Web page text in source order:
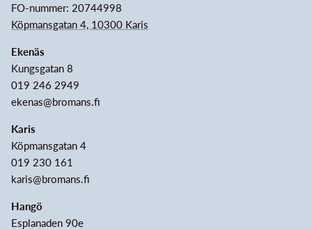
FO-nummer: 20744998
Köpmansgatan 4, 10300 Karis
Ekenäs
Kungsgatan 8
019 246 2949
ekenas@bromans.fi
Karis
Köpmansgatan 4
019 230 161
karis@bromans.fi
Hangö
Esplanaden 90e